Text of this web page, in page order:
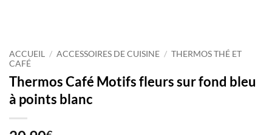
ACCUEIL / ACCESSOIRES DE CUISINE / THERMOS THÉ ET
CAFÉ
Thermos Café Motifs fleurs sur fond bleu
à points blanc